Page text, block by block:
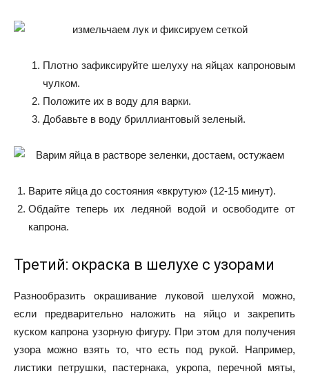
Плотно зафиксируйте шелуху на яйцах капроновым
чулком.
Положите их в воду для варки.
Добавьте в воду бриллиантовый зеленый.
Варите яйца до состояния «вкрутую» (12-15 минут).
Обдайте теперь их ледяной водой и освободите от
капрона.
Третий: окраска в шелухе с узорами
Разнообразить окрашивание луковой шелухой можно,
если предварительно наложить на яйцо и закрепить
куском капрона узорную фигуру. При этом для получения
узора можно взять то, что есть под рукой. Например,
листики петрушки, пастернака, укропа, перечной мяты,